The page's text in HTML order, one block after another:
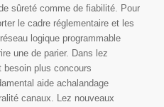
sûreté comme de fiabilité. Pour
le cadre réglementaire et les
logique programmable
une de parier. Dans lez
besoin plus concours
aide achalandage
canaux. Lez nouveaux